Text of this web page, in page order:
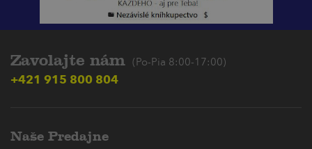
Zavolajte nám (Po-Pia 8:00-17:00)
+421 915 800 804
Naše Predajne